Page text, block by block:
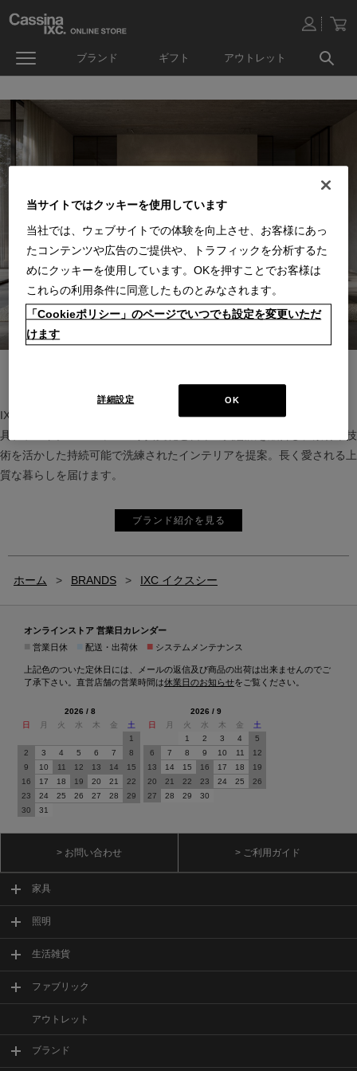
ブランド ギフト アウトレット
IXC（イクスシー）は、”Emotional Minimalism”を掲げるグローバル家
具ブランド。ヨーロッパの家具文化と日本の美意識を融合し、素材や技
術を活かした持続可能で洗練されたインテリアを提案。長く愛される上
質な暮らしを届けます。
ブランド紹介を見る
ホーム > BRANDS > IXC イクスシー
オンラインストア 営業日カレンダー
営業日休 配送・出荷休 ■ システムメンテナンス
上記色のついた定休日には、メールの返信及び商品の出荷は出来ませんのでご
了承下さい。直営店舗の営業時間は休業日のお知らせをご覧ください。
2026 / 8
日
月 火 水 木 金
土
1
2
3 4 5 6 7
8
9
10 11 12 13 14
15
16
17 18 19 20 21
22
23
24 25 26 27 28
29
30
31
2026 / 9
日
月 火 水 木 金
土
1
2 3 4
5
6
7 8 9 10 11
12
13
14 15 16 17 18
19
20
21 22 23 24 25
26
27
28 29 30
> お問い合わせ > ご利用ガイド
家具
照明
生活雑貨
ファブリック
アウトレット
ブランド
当サイトではクッキーを使用しています
当社では、ウェブサイトでの体験を向上させ、お客様にあっ
たコンテンツや広告のご提供や、トラフィックを分析するた
めにクッキーを使用しています。OKを押すことでお客様は
これらの利用条件に同意したものとみなされます。
「Cookieポリシー」のページでいつでも設定を変更いただ
けます
OK
詳細設定